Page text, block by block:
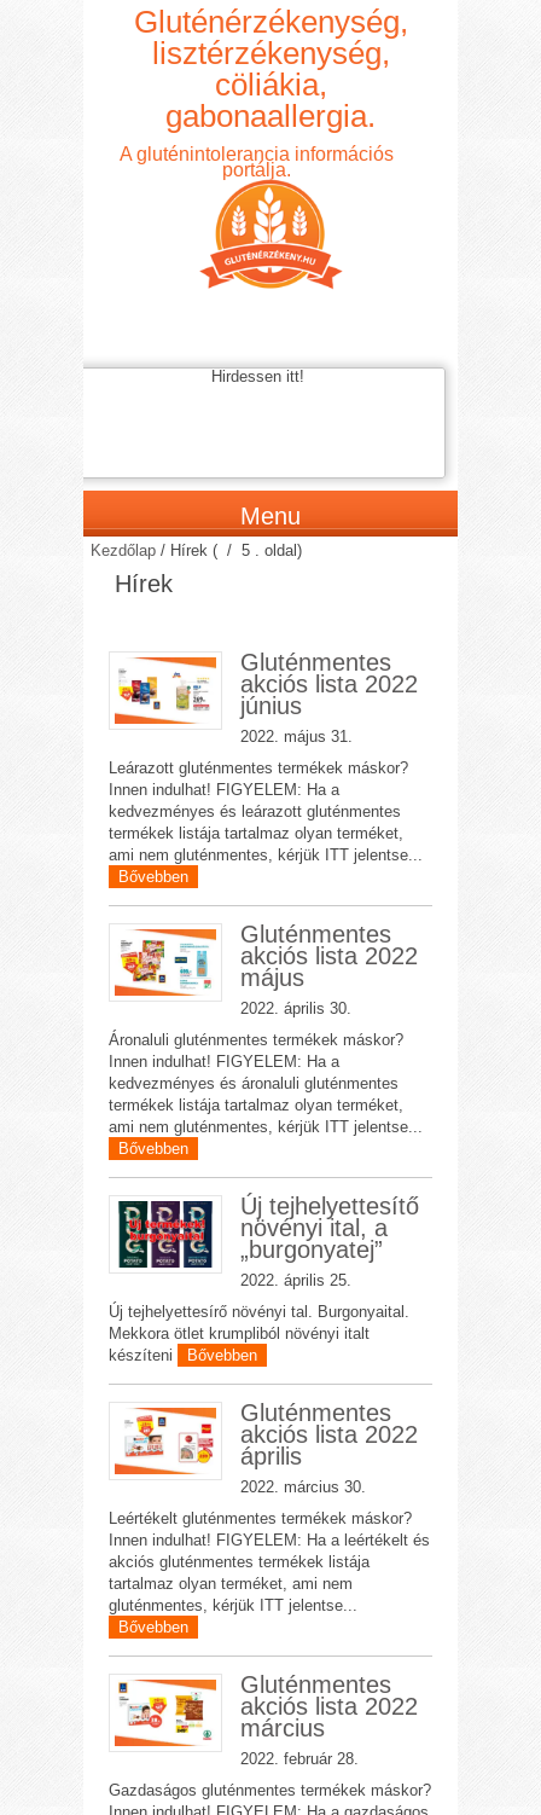
Gluténérzékenység,
lisztérzékenység,
cöliákia,
gabonaallergia.
A gluténintolerancia információs
portálja.
Hirdessen itt!
Menu
Kezdőlap / Hírek ( / 5 . oldal)
Hírek
Gluténmentes
akciós lista 2022
június
2022. május 31.
Leárazott gluténmentes termékek máskor?
Innen indulhat! FIGYELEM: Ha a
kedvezményes és leárazott gluténmentes
termékek listája tartalmaz olyan terméket,
ami nem gluténmentes, kérjük ITT jelentse...
Bővebben
Gluténmentes
akciós lista 2022
május
2022. április 30.
Áronaluli gluténmentes termékek máskor?
Innen indulhat! FIGYELEM: Ha a
kedvezményes és áronaluli gluténmentes
termékek listája tartalmaz olyan terméket,
ami nem gluténmentes, kérjük ITT jelentse...
Bővebben
Új tejhelyettesítő
növényi ital, a
„burgonyatej”
2022. április 25.
Új tejhelyettesírő növényi tal. Burgonyaital.
Mekkora ötlet krumpliból növényi italt
készíteni
Bővebben
Gluténmentes
akciós lista 2022
április
2022. március 30.
Leértékelt gluténmentes termékek máskor?
Innen indulhat! FIGYELEM: Ha a leértékelt és
akciós gluténmentes termékek listája
tartalmaz olyan terméket, ami nem
gluténmentes, kérjük ITT jelentse...
Bővebben
Gluténmentes
akciós lista 2022
március
2022. február 28.
Gazdaságos gluténmentes termékek máskor?